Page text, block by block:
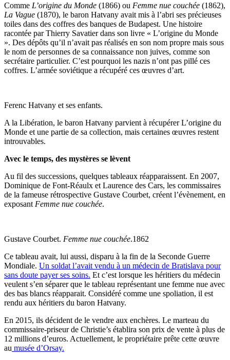
Comme L’origine du Monde (1866) ou Femme nue couchée (1862),
La Vague (1870), le baron Hatvany avait mis à l’abri ses précieuses
toiles dans des coffres des banques de Budapest. Une histoire
racontée par Thierry Savatier dans son livre « L’origine du Monde
». Des dépôts qu’il n’avait pas réalisés en son nom propre mais sous
le nom de personnes de sa connaissance non juives, comme son
secrétaire particulier. C’est pourquoi les nazis n’ont pas pillé ces
coffres. L’armée soviétique a récupéré ces œuvres d’art.
Ferenc Hatvany et ses enfants.
A la Libération, le baron Hatvany parvient à récupérer L’origine du
Monde et une partie de sa collection, mais certaines œuvres restent
introuvables.
Avec le temps, des mystères se lèvent
Au fil des successions, quelques tableaux réapparaissent. En 2007,
Dominique de Font-Réaulx et Laurence des Cars, les commissaires
de la fameuse rétrospective Gustave Courbet, créent l’évènement, en
exposant Femme nue couchée.
Gustave Courbet. Femme nue couchée.1862
Ce tableau avait, lui aussi, disparu à la fin de la Seconde Guerre
Mondiale. Un soldat l’avait vendu à un médecin de Bratislava pour
sans doute payer ses soins. Et c’est lorsque les héritiers du médecin
veulent s’en séparer que le tableau représentant une femme nue avec
des bas blancs réapparait. Considéré comme une spoliation, il est
rendu aux héritiers du baron Hatvany.
En 2015, ils décident de le vendre aux enchères. Le marteau du
commissaire-priseur de Christie’s établira son prix de vente à plus de
12 millions d’euros. Actuellement, le propriétaire prête cette œuvre
au musée d’Orsay.